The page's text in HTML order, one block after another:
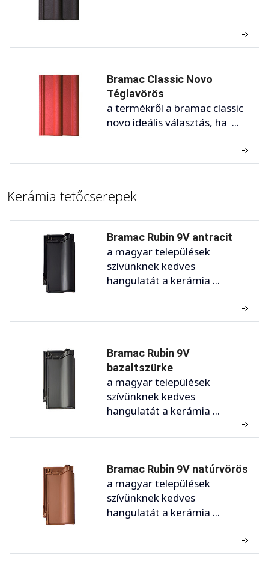
Bramac Classic Novo
Téglavörös
a termékről a bramac classic
novo ideális választás, ha ...
Kerámia tetőcserepek
Bramac Rubin 9V antracit
a magyar települések
szívünknek kedves
hangulatát a kerámia ...
Bramac Rubin 9V
bazaltszürke
a magyar települések
szívünknek kedves
hangulatát a kerámia ...
Bramac Rubin 9V natúrvörös
a magyar települések
szívünknek kedves
hangulatát a kerámia ...